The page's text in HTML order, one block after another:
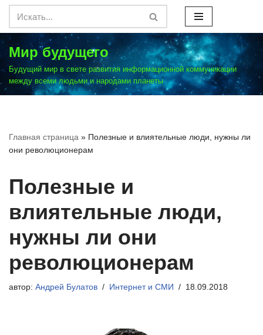
Перейти
к
содержимому
Мир будущего
Будущий мир в свете развития информационной коммуникации
между всеми людьми и народами планеты
Главная страница » Полезные и влиятельные люди, нужны ли
они революционерам
Полезные и
влиятельные люди,
нужны ли они
революционерам
автор: Андрей Булатов Интернет и СМИ 18.09.2018